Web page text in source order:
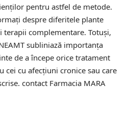
pentru astfel de metode.
despre diferitele plante
terapii complementare. Totuși,
subliniază importanța
de a începe orice tratament
cei cu afecțiuni cronice sau care
contact Farmacia MARA